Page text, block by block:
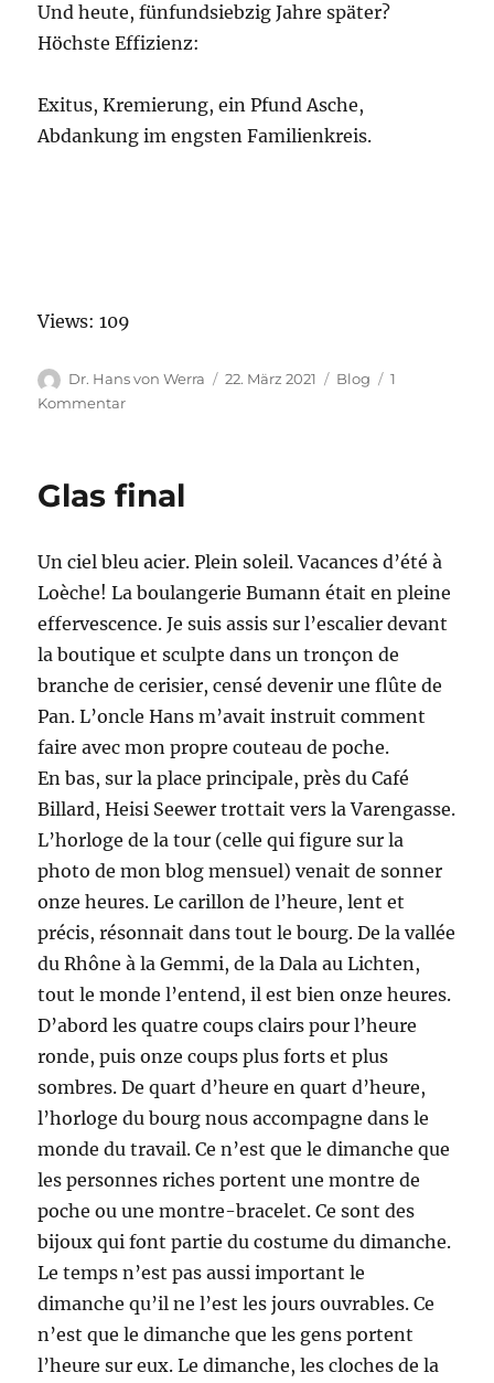
Und heute, fünfundsiebzig Jahre später?
Höchste Effizienz:
Exitus, Kremierung, ein Pfund Asche,
Abdankung im engsten Familienkreis.
Views: 109
Autor
Dr. Hans von Werra
Veröffentlicht
22. März 2021 Kategorien
Blog
1
Kommentarzu
Glas final
Un ciel bleu acier. Plein soleil. Vacances d’été à
Loèche! La boulangerie Bumann était en pleine
effervescence. Je suis assis sur l’escalier devant
la boutique et sculpte dans un tronçon de
branche de cerisier, censé devenir une flûte de
Pan. L’oncle Hans m’avait instruit comment
faire avec mon propre couteau de poche.
En bas, sur la place principale, près du Café
Billard, Heisi Seewer trottait vers la Varengasse.
L’horloge de la tour (celle qui figure sur la
photo de mon blog mensuel) venait de sonner
onze heures. Le carillon de l’heure, lent et
précis, résonnait dans tout le bourg. De la vallée
du Rhône à la Gemmi, de la Dala au Lichten,
tout le monde l’entend, il est bien onze heures.
D’abord les quatre coups clairs pour l’heure
ronde, puis onze coups plus forts et plus
sombres. De quart d’heure en quart d’heure,
l’horloge du bourg nous accompagne dans le
monde du travail. Ce n’est que le dimanche que
les personnes riches portent une montre de
poche ou une montre-bracelet. Ce sont des
bijoux qui font partie du costume du dimanche.
Le temps n’est pas aussi important le
dimanche qu’il ne l’est les jours ouvrables. Ce
n’est que le dimanche que les gens portent
l’heure sur eux. Le dimanche, les cloches de la